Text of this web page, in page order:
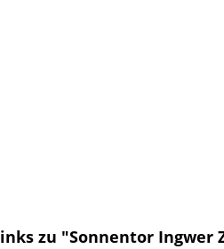
zu "Sonnentor Ingwer